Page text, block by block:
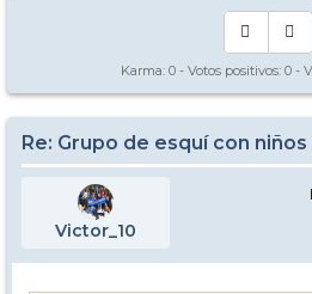
Karma: 0 - Votos positivos: 0 -
Re: Grupo de esquí con
Victor_10